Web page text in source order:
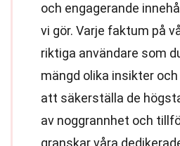
och engagerande
vi gör. Varje faktum på
riktiga användare som
mängd olika insikter
att säkerställa de
av noggrannhet och
granskar våra